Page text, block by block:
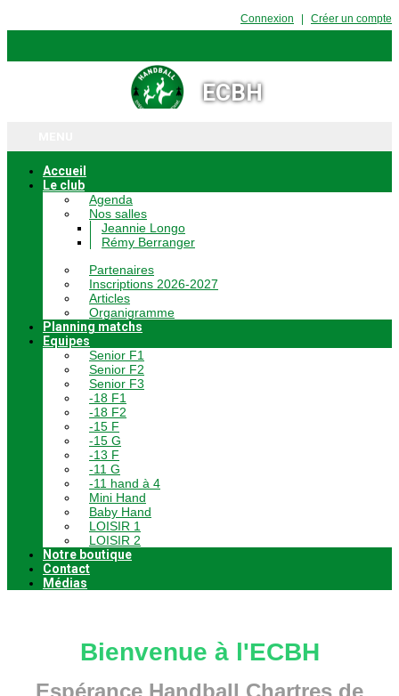
Connexion Créer un compte
ECBH
Accueil
Le club
Agenda
Nos salles
Jeannie Longo
Rémy Berranger
Partenaires
Inscriptions 2026-2027
Articles
Organigramme
Planning matchs
Equipes
Senior F1
Senior F2
Senior F3
-18 F1
-18 F2
-15 F
-15 G
-13 F
-11 G
-11 hand à 4
Mini Hand
Baby Hand
LOISIR 1
LOISIR 2
Notre boutique
Contact
Médias
Bienvenue à l'ECBH
Espérance Handball Chartres de